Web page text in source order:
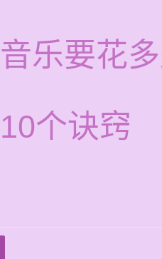
乐要花
个诀窍